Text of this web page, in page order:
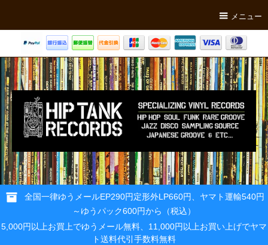
メニュー
全国一律ゆうメールEP290円定形外LP660円、ヤマト運輸540円
～ゆうパック600円から（税込）
5,000円以上お買上でゆうメール無料、11,000円以上お買い上げでヤマ
ト送料代引手数料無料